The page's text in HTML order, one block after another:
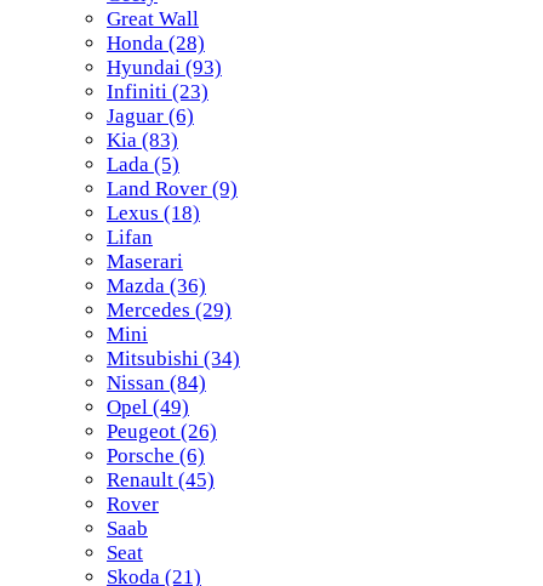
Great Wall
Honda (28)
Hyundai (93)
Infiniti (23)
Jaguar (6)
Kia (83)
Lada (5)
Land Rover (9)
Lexus (18)
Lifan
Maserari
Mazda (36)
Mercedes (29)
Mini
Mitsubishi (34)
Nissan (84)
Opel (49)
Peugeot (26)
Porsche (6)
Renault (45)
Rover
Saab
Seat
Skoda (21)